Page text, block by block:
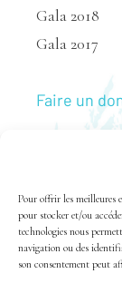
Pour offrir les meilleures
pour stocker et/ou
technologies nous
navigation ou des
son consentement peut
Gala 2018
Gala 2017
Faire un